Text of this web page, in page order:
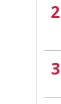
2
3